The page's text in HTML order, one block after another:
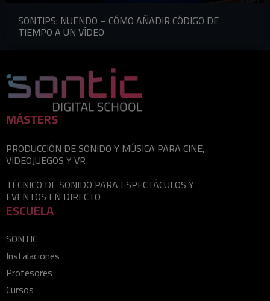
SONTIPS: NUENDO – CÓMO AÑADIR CÓDIGO DE
TIEMPO A UN VÍDEO
MÁSTERS
PRODUCCIÓN DE SONIDO Y MÚSICA PARA CINE,
VIDEOJUEGOS Y VR
TÉCNICO DE SONIDO PARA ESPECTÁCULOS Y
EVENTOS EN DIRECTO
ESCUELA
SONTIC
Instalaciones
Profesores
Cursos